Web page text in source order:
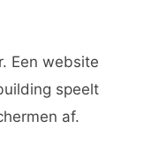
Een website
speelt
af.